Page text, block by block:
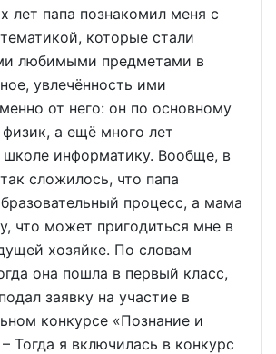
лет папа познакомил меня с
которые стали
любимыми предметами в
увлечённость ими
от него: он по основному
а ещё много лет
школе информатику. Вообще, в
сложилось, что папа
процесс, а мама
что может пригодиться мне в
хозяйке. По словам
она пошла в первый класс,
заявку на участие в
конкурсе «Познание и
Тогда я включилась в конкурс